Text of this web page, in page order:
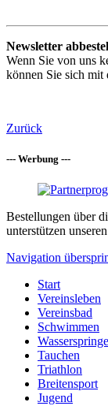
Newsletter
Wenn Sie von uns
können Sie sich mit
Zurück
--- Werbung ---
Bestellungen über
unterstützen
Navigation
Start
Vereinsleben
Vereinsbad
Schwimmen
Tauchen
Triathlon
Breitensport
Jugend